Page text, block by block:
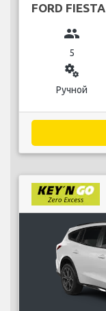
FORD FIESTA
group
5
miscellaneous_services
Ручной